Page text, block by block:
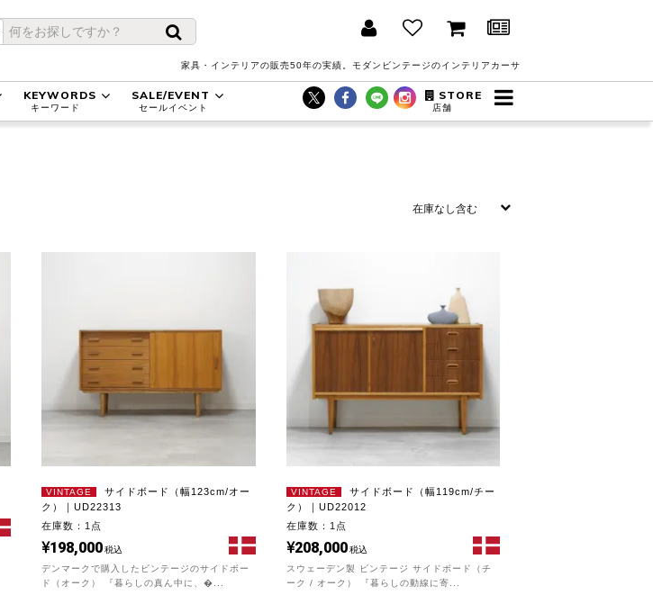
家具・インテリアの販売50年の実績。モダンビンテージのインテリアカーサ
KEYWORDS
キーワード
SALE/EVENT
セールイベント
STORE
店舗
VINTAGE
サイドボード（幅123cm/オー
ク）｜UD22313
在庫数：1点
198,000税込
デンマークで購入したビンテージのサイドボー
ド（オーク） 『暮らしの真ん中に、�...
VINTAGE
サイドボード（幅119cm/チー
ク）｜UD22012
在庫数：1点
208,000 税込
スウェーデン製 ビンテージ サイドボード（チ
ーク / オーク） 『暮らしの動線に寄...